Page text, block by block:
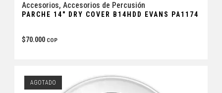
Accesorios, Accesorios de Percusión
PARCHE 14″ DRY COVER B14HDD EVANS PA1174
$70.000 COP
AGOTADO